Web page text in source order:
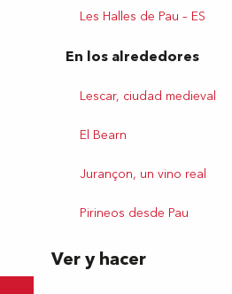
Les Halles de Pau – ES
En los alrededores
Lescar, ciudad medieval
El Bearn
Jurançon, un vino real
Pirineos desde Pau
Ver y hacer